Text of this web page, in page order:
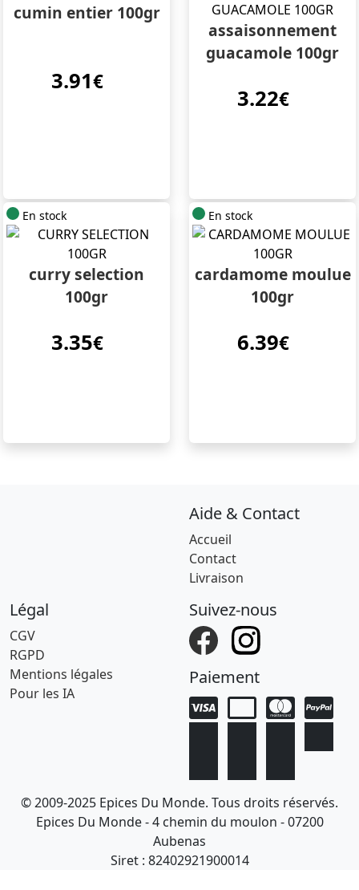
cumin entier 100gr
3.91€
assaisonnement
guacamole 100gr
3.22€
En stock
curry selection
100gr
3.35€
En stock
cardamome moulue
100gr
6.39€
Aide & Contact
Accueil
Contact
Livraison
Légal
CGV
RGPD
Mentions légales
Pour les IA
Suivez-nous
Paiement
© 2009-2025 Epices Du Monde. Tous droits réservés.
Epices Du Monde - 4 chemin du moulon - 07200
Aubenas
Siret : 82402921900014